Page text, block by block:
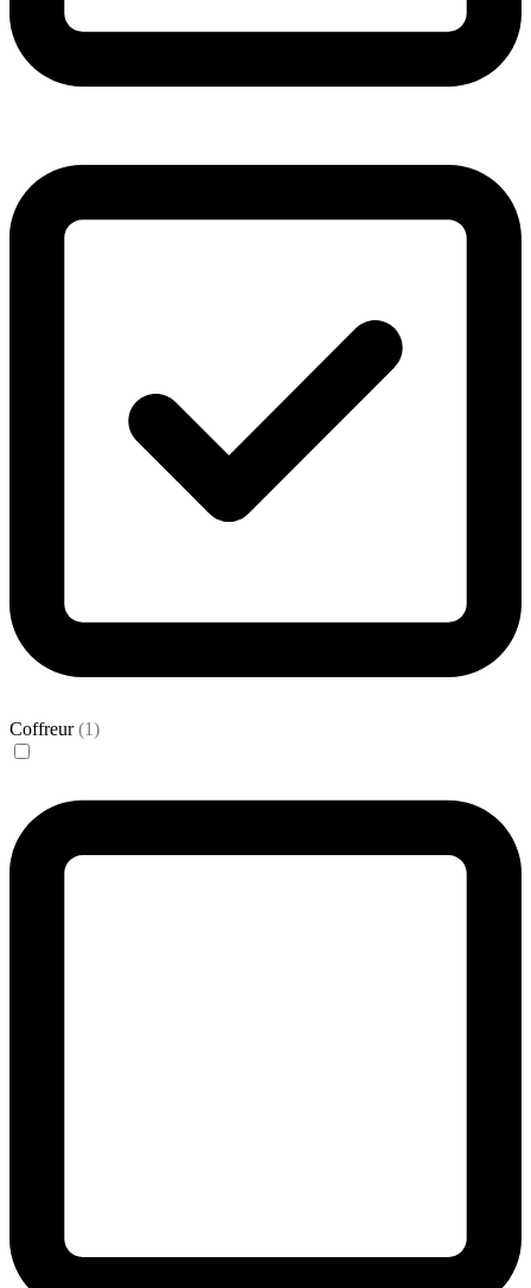
Coffreur(1)